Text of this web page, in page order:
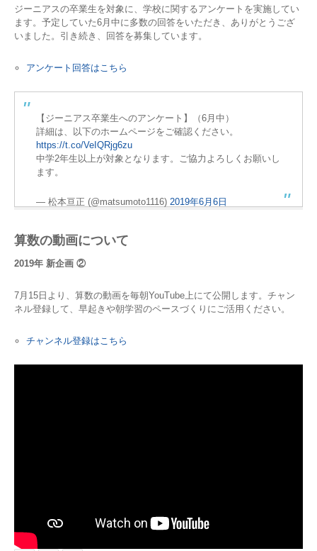
ジーニアスの卒業生を対象に、学校に関するアンケートを実施してい
ます。予定していた6月中に多数の回答をいただき、ありがとうござ
いました。引き続き、回答を募集しています。
アンケート回答はこちら
【ジーニアス卒業生へのアンケート】（6月中）
詳細は、以下のホームページをご確認ください。
https://t.co/VeIQRjg6zu
中学2年生以上が対象となります。ご協力よろしくお願いし
ます。
— 松本亘正 (@matsumoto1116) 2019年6月6日
算数の動画について
2019年 新企画 ②
7月15日より、算数の動画を毎朝YouTube上にて公開します。チャン
ネル登録して、早起きや朝学習のペースづくりにご活用ください。
チャンネル登録はこちら